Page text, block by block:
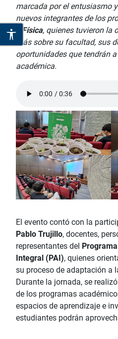
marcada por el entusiasmo
nuevos integrantes de los
y Física, quienes tuvieron la
más sobre su facultad, sus
oportunidades que tendrán
académica.
El evento contó con la
Pablo Trujillo, docentes,
representantes del
Integral (PAI), quienes
su proceso de adaptación a
Durante la jornada, se
de los programas
espacios de aprendizaje e
estudiantes podrán